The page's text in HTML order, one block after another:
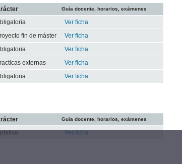
Guía docente, horarios, exámenes
Ver ficha
fin de máster
Ver ficha
Ver ficha
externas
Ver ficha
Ver ficha
Guía docente, horarios, exámenes
Ver ficha